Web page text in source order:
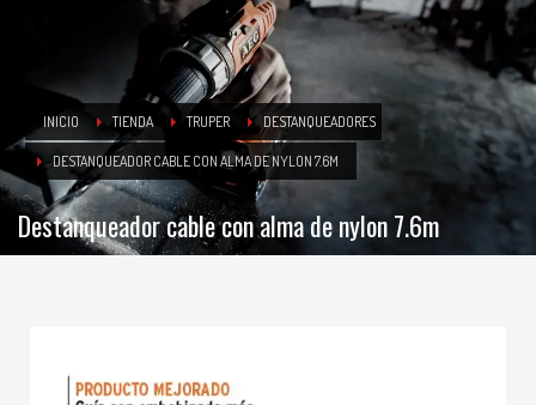
INICIO TIENDA TRUPER DESTANQUEADORES
DESTANQUEADOR CABLE CON ALMA DE NYLON 7.6M
Destanqueador cable con alma de nylon 7.6m